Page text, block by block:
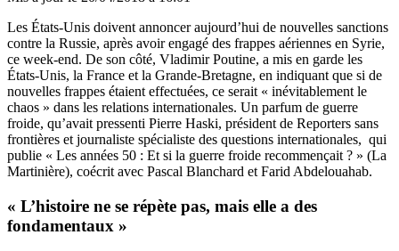
Les États-Unis doivent annoncer aujourd’hui de nouvelles sanctions
contre la Russie, après avoir engagé des frappes aériennes en Syrie,
ce week-end. De son côté, Vladimir Poutine, a mis en garde les
États-Unis, la France et la Grande-Bretagne, en indiquant que si de
nouvelles frappes étaient effectuées, ce serait « inévitablement le
chaos » dans les relations internationales. Un parfum de guerre
froide, qu’avait pressenti Pierre Haski, président de Reporters sans
frontières et journaliste spécialiste des questions internationales, qui
publie « Les années 50 : Et si la guerre froide recommençait ? » (La
Martinière), coécrit avec Pascal Blanchard et Farid Abdelouahab.
« L’histoire ne se répète pas, mais elle a des
fondamentaux »